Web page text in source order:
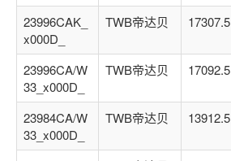
23996CAK_
x000D_
TWB帝达贝 17307.5
23996CA/W
33_x000D_
TWB帝达贝 17092.5
23984CA/W
33_x000D_
TWB帝达贝 13912.5